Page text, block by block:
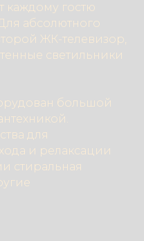
каждому гостю
абсолютного
ЖК-телевизор,
светильники
большой
для
и релаксации
стиральная